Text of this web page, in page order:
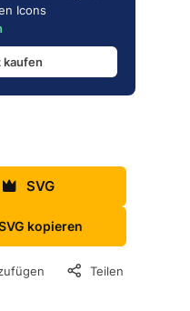
Icons
kaufen
SVG
kopieren
Teilen